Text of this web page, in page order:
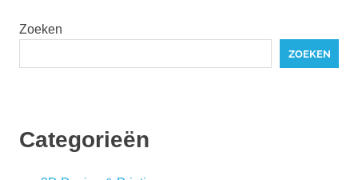
Zoeken
ZOEKEN
Categorieën